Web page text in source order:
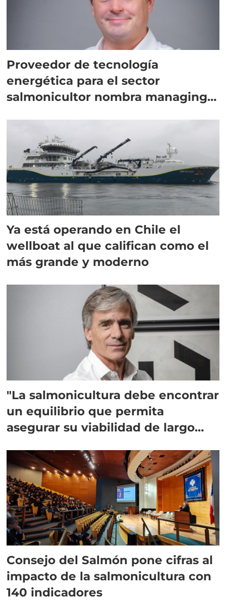
Proveedor de tecnología
energética para el sector
salmonicultor nombra managing
Ya está operando en Chile el
wellboat al que califican como el
más grande y moderno
"La salmonicultura debe encontrar
un equilibrio que permita
asegurar su viabilidad de largo
Consejo del Salmón pone cifras al
impacto de la salmonicultura con
140 indicadores